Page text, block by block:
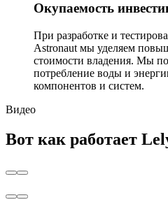
Окупаемость
При разработке и
Astronaut мы уделяем
стоимости владения. Мы
потребление воды и
компонентов и систем.
Видео
Вот как работает